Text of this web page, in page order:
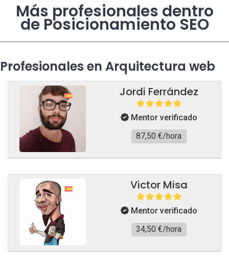
Más profesionales dentro
de Posicionamiento SEO
Profesionales en Arquitectura web
Jordi Ferrández
Mentor verificado
87,50 €/hora
Victor Misa
Mentor verificado
34,50 €/hora